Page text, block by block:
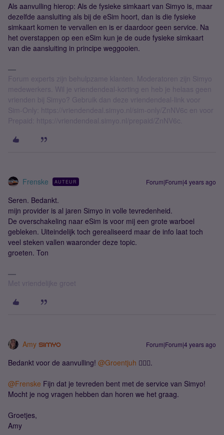
Als aanvulling hierop: Als de fysieke simkaart van Simyo is, maar
dezelfde aansluiting als bij de eSim hoort, dan is die fysieke
simkaart komen te vervallen en is er daardoor geen service. Na
het overstappen op een eSim kun je de oude fysieke simkaart
van die aansluiting in principe weggooien.
Forum experts zijn behulpzame klanten. Moderatoren zijn Simyo
medewerkers. Wil je vriendendeal-korting en heb je helaas geen
vrienden bij Simyo? Gebruik dan deze vriendendeal-link voor
Sim-Only: https://vriendendeal.simyo.nl/sim-only/ZnNV6c en voor
Prepaid: https://vriendendeal.simyo.nl/prepaid/ZnNV6c.
Frenske AUTEUR Forum|Forum|4 years ago
Seren. Bedankt.
mijn provider is al jaren Simyo in volle tevredenheid.
De overschakeling naar eSim is voor mij een grote warboel
gebleken. Uiteindelijk toch gerealiseerd maar de info laat toch
veel steken vallen waaronder deze topic.
groeten. Ton
Met vriendelijke groet
Amy Forum|Forum|4 years ago
Bedankt voor de aanvulling! @Groentjuh 👍🏻😊.
@Frenske Fijn dat je tevreden bent met de service van Simyo!
Mocht je nog vragen hebben dan horen we het graag.
Groetjes,
Amy